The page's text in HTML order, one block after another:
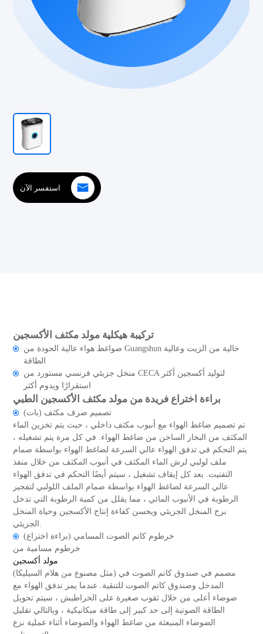
استفسر الآن
تركيبة هيكلية مولد مكثف الأكسجين
ضواغط هواء عالية الجودة من Guangshun خالية من الزيت وعالية
الطاقة
منخل جزيئي فرنسي مستورد من CECA لتوليد أكسجين أكثر
استقرارًا ويدوم أكثر
براءة اختراع فريدة من مولد مكثف الأكسجين الطبي
تصميم صرف مكثف (بات)
تم تصميم ضاغط الهواء مع أنبوب مكثف داخلي ، حيث يتم تخزين الماء
المكثف من البخار الساخن من ضاغط الهواء. في كل مرة يتم تشغيله ،
يتم التحكم في تدفق الهواء عالي السرعة لضاغط الهواء بواسطة صمام
ملف لولبي لرش الماء المكثف في أنبوب المكثف من خلال منفذ
التفتيت. بعد كل إيقاف تشغيل ، سيتم أيضًا التحكم في تدفق الهواء
عالي السرعة لضاغط الهواء بواسطة صمام الملف اللولبي لتفجير
الرطوبة في الأنبوب المائي ، مما يقلل من كمية الرطوبة التي تدخل
برج المنخل الجزيئي ويحسن كفاءة إنتاج الأكسجين وحياة المنخل
الجزيئي.
خرطوم كاتم الصوت المسامي (براءة اختراع)
خرطوم مسامية من
مولد أكسجين
(مثل مصنوع من هلام السيليكا) مصمم في صندوق كاتم الصوت في
المدخل وصندوق كاتم الصوت للتنقية. عندما يمر تدفق الهواء مع
ضوضاء أعلى من خلال ثقوب صغيرة على الخراطيش ، سيتم تحويل
الطاقة الصوتية إلى حد كبير إلى طاقة ميكانيكية ، وبالتالي تقليل
الضوضاء المنبعثة من ضاغط الهواء والضوضاء أثناء عملية نزع